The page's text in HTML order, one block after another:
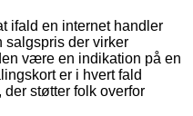
ifald en internet handler
salgspris der virker
være en indikation på en
er i hvert fald
støtter folk overfor